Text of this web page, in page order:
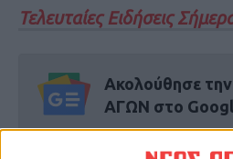
Τελευταίες Ειδήσεις
Ακολούθησε
ΑΓΩΝ στο
Όλες οι εξελίξεις
Καρδίτσας και